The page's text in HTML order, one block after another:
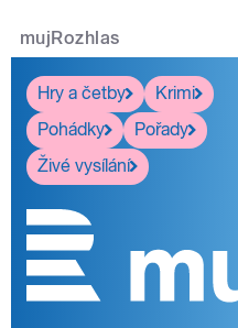
mujRozhlas
Hry a četby
Krimi
Pohádky
Pořady
Živé vysílání